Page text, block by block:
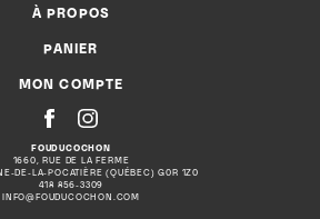
À PROPOS
PANIER
MON COMPTE
FOUDUCOCHON
1660, RUE DE LA FERME
DE-LA-POCATIÈRE (QUÉBEC) G0R 1Z0
418 856-3309
INFO@FOUDUCOCHON.COM